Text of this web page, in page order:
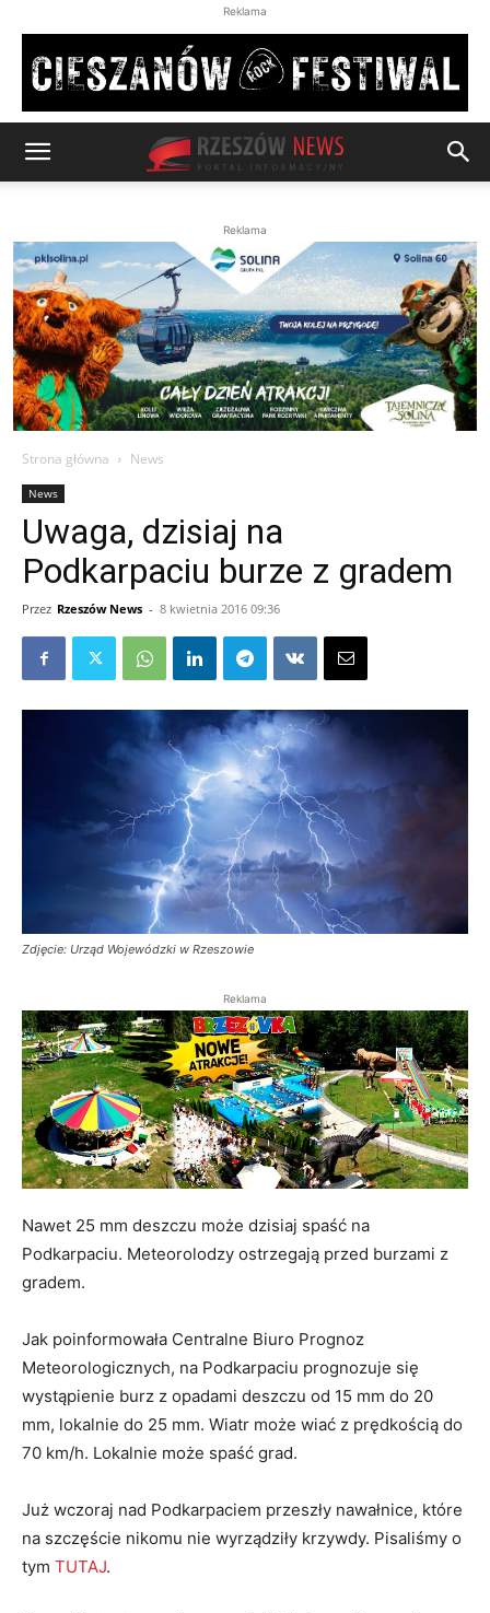
Reklama
Reklama
Strona główna News
News
Uwaga, dzisiaj na
Podkarpaciu burze z gradem
Przez Rzeszów News - 8 kwietnia 2016 09:36
Zdjęcie: Urząd Wojewódzki w Rzeszowie
Reklama
Nawet 25 mm deszczu może dzisiaj spaść na
Podkarpaciu. Meteorolodzy ostrzegają przed burzami z
gradem.
Jak poinformowała Centralne Biuro Prognoz
Meteorologicznych, na Podkarpaciu prognozuje się
wystąpienie burz z opadami deszczu od 15 mm do 20
mm, lokalnie do 25 mm. Wiatr może wiać z prędkością do
70 km/h. Lokalnie może spaść grad.
Już wczoraj nad Podkarpaciem przeszły nawałnice, które
na szczęście nikomu nie wyrządziły krzywdy. Pisaliśmy o
tym TUTAJ.